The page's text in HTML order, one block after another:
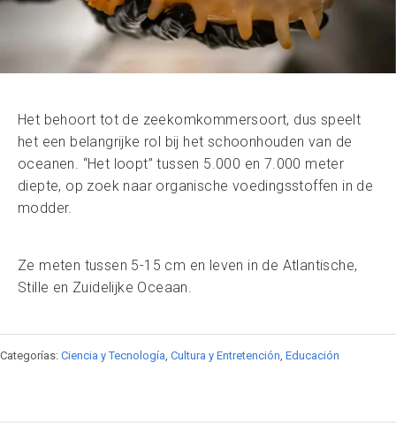
Het behoort tot de zeekomkommersoort, dus speelt
het een belangrijke rol bij het schoonhouden van de
oceanen. “Het loopt” tussen 5.000 en 7.000 meter
diepte, op zoek naar organische voedingsstoffen in de
modder.
Ze meten tussen 5-15 cm en leven in de Atlantische,
Stille en Zuidelijke Oceaan.
Categorías: Ciencia y Tecnología Cultura y Entretención Educación